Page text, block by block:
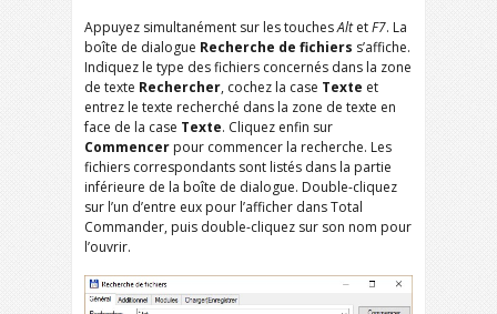
Appuyez simultanément sur les touchesAltetF7. La
boîte de dialogue Recherche de fichiers s’affiche.
Indiquez le type des fichiers concernés dans la zone
de texte Rechercher, cochez la case Texte et
entrez le texte recherché dans la zone de texte en
face de la case Texte. Cliquez enfin sur
Commencer pour commencer la recherche. Les
fichiers correspondants sont listés dans la partie
inférieure de la boîte de dialogue. Double-cliquez
sur l’un d’entre eux pour l’afficher dans Total
Commander, puis double-cliquez sur son nom pour
l’ouvrir.